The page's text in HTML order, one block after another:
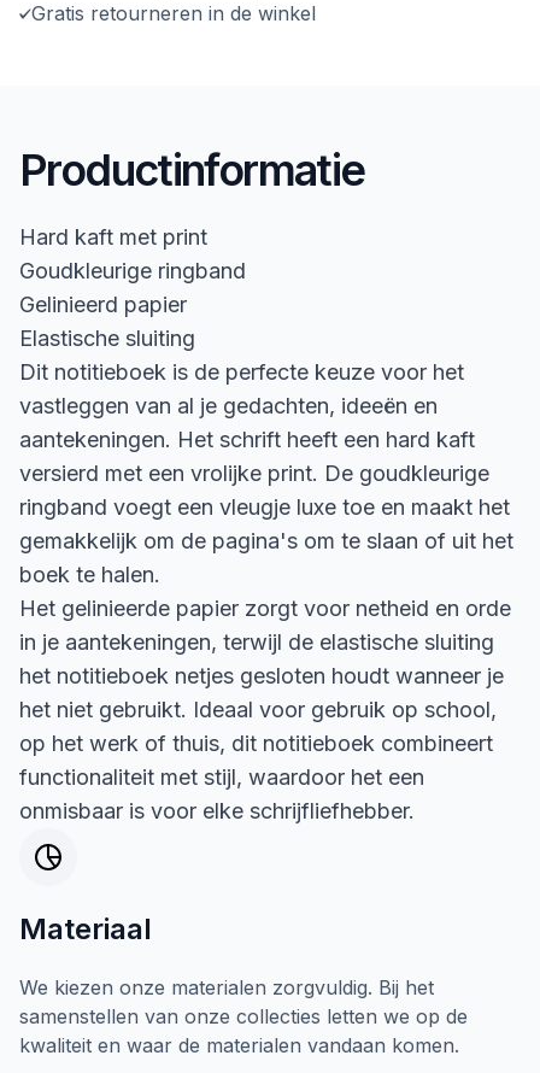
Gratis retourneren in de winkel
Productinformatie
Hard kaft met print
Goudkleurige ringband
Gelinieerd papier
Elastische sluiting
Dit notitieboek is de perfecte keuze voor het
vastleggen van al je gedachten, ideeën en
aantekeningen. Het schrift heeft een hard kaft
versierd met een vrolijke print. De goudkleurige
ringband voegt een vleugje luxe toe en maakt het
gemakkelijk om de pagina's om te slaan of uit het
boek te halen.
Het gelinieerde papier zorgt voor netheid en orde
in je aantekeningen, terwijl de elastische sluiting
het notitieboek netjes gesloten houdt wanneer je
het niet gebruikt. Ideaal voor gebruik op school,
op het werk of thuis, dit notitieboek combineert
functionaliteit met stijl, waardoor het een
onmisbaar is voor elke schrijfliefhebber.
Materiaal
We kiezen onze materialen zorgvuldig. Bij het
samenstellen van onze collecties letten we op de
kwaliteit en waar de materialen vandaan komen.